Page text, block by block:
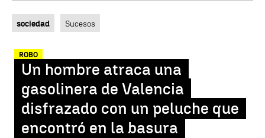
sociedad Sucesos
ROBO
Un hombre atraca una
gasolinera de Valencia
disfrazado con un peluche que
encontró en la basura